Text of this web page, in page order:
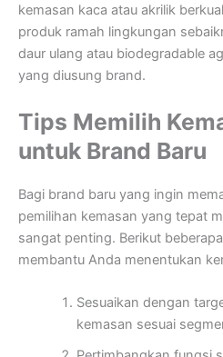
kemasan kaca atau akrilik
produk ramah lingkungan
daur ulang atau biodegradable
yang diusung brand.
Tips Memilih
untuk Brand Baru
Bagi brand baru yang ingin
pemilihan kemasan yang tepat
sangat penting. Berikut
membantu Anda menentukan
Sesuaikan dengan
kemasan sesuai